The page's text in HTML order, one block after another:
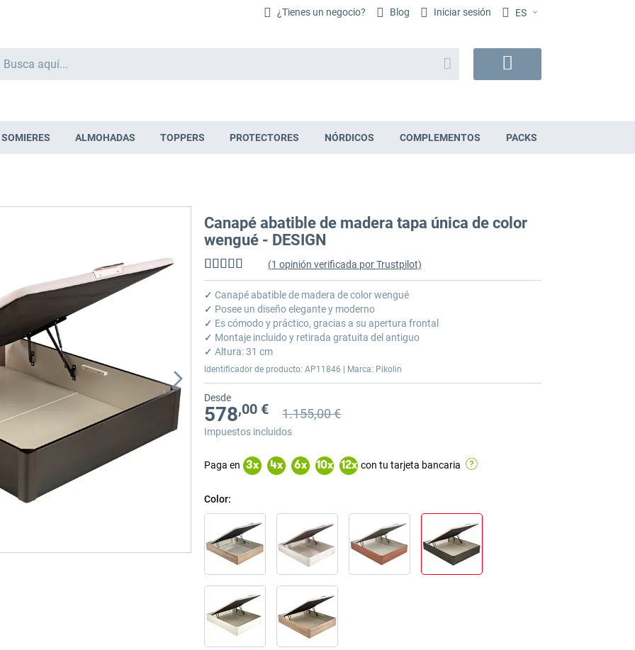
¿Tienes un negocio? Blog Iniciar sesión ES
Buscar
SOMIERES ALMOHADAS TOPPERS PROTECTORES NÓRDICOS COMPLEMENTOS PACKS
Canapé abatible de madera tapa única de color
wengué - DESIGN
Valoración:
of
100
(1 opinión verificada por Trustpilot)
✓ Canapé abatible de madera de color wengué
✓ Posee un diseño elegante y moderno
✓ Es cómodo y práctico, gracias a su apertura frontal
✓ Montaje incluido y retirada gratuita del antiguo
✓ Altura: 31 cm
Identificador de producto: AP11846 | Marca: Pikolin
Desde
578,00 € Precio anterior
Precio anterior 1.155,00 €
1.155,00 €
Impuestos incluidos
Paga en 3x 4x 6x 10x 12x con tu tarjeta bancaria
Color